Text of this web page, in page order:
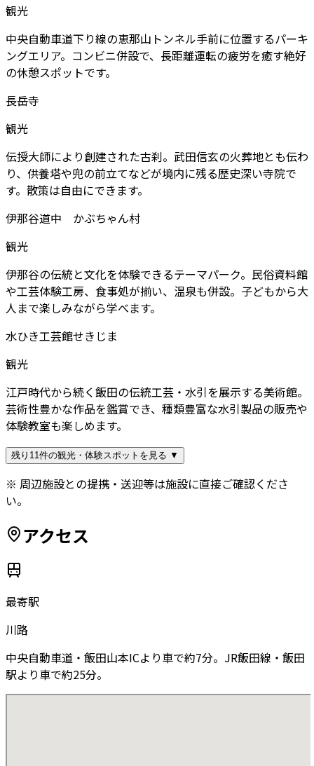
観光
中央自動車道下り線の恵那山トンネル手前に位置するパーキ
ングエリア。コンビニ併設で、長距離運転の疲労を癒す絶好
の休憩スポットです。
長岳寺
観光
伝授大師により創建された古刹。武田信玄の火葬地とも伝わ
り、供養塔や兜の前立てなどが境内に残る歴史深い寺院で
す。散策は自由にできます。
伊那谷道中 かぶちゃん村
観光
伊那谷の伝統と文化を体験できるテーマパーク。民俗資料館
や工芸体験工房、食事処が揃い、温泉も併設。子どもから大
人まで楽しみながら学べます。
水ひき工芸館せきじま
観光
江戸時代から続く飯田の伝統工芸・水引を展示する美術館。
芸術性豊かな作品を鑑賞でき、種類豊富な水引製品の販売や
体験教室も楽しめます。
残り11件の観光・体験スポットを見る ▼
※ 周辺施設との提携・送迎等は施設に直接ご確認くださ
い。
アクセス
最寄駅
川路
中央自動車道・飯田山本ICより車で約7分。JR飯田線・飯田
駅より車で約25分。